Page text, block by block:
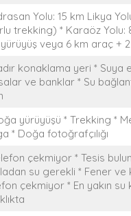
Yolu: 15 km Likya
trekking) * Karaöz Yolu:
veya 6 km araç +
konaklama yeri * Suya
ve banklar * Su
yürüyüşü * Trekking *
* Doğa fotoğrafçılığı
çekmiyor * Tesis
su gerekli * Fener ve
çekmiyor * En yakın su